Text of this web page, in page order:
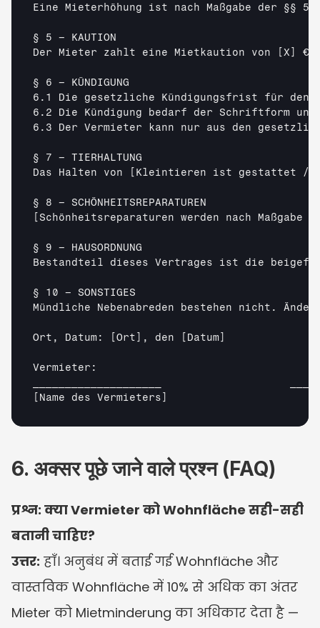
Eine Mieterhöhung ist nach Maßgabe der §§
§ 5 – KAUTION
Der Mieter zahlt eine Mietkaution von
[X] €
§ 6 – KÜNDIGUNG
6.1 Die gesetzliche Kündigungsfrist für den
6.2 Die Kündigung bedarf der Schriftform
6.3 Der Vermieter kann nur aus den
§ 7 – TIERHALTUNG
Das Halten von
[Kleintieren ist gestattet /
[Schönheitsreparaturen werden nach
§ 9 – HAUSORDNUNG
Bestandteil dieses Vertrages ist die
§ 10 – SONSTIGES
Mündliche Nebenabreden bestehen nicht.
Ort, Datum: [Ort] , den [Datum]
Vermieter:
[Name des Vermieters]
6. अक्सर पूछे जाने वाले प्रश्न (FAQ)
प्रश्न: क्या Vermieter को Wohnfläche सही-सही
बतानी चाहिए?
उत्तर: हाँ। अनुबंध में बताई गई Wohnfläche और
वास्तविक Wohnfläche में 10% से अधिक का अंतर
Mieter को Mietminderung का अधिकार देता है —